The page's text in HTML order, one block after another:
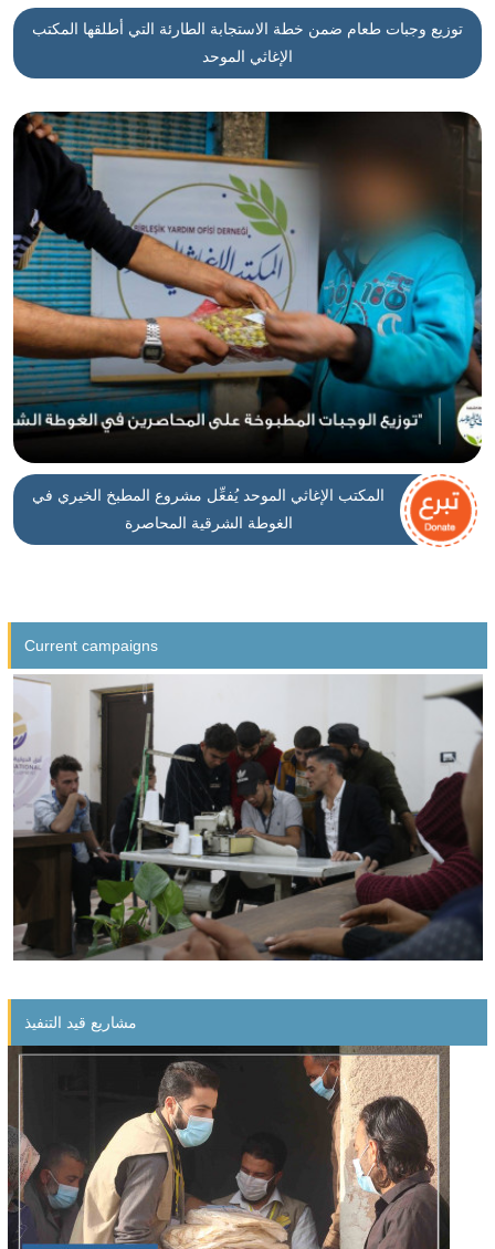
توزيع وجبات طعام ضمن خطة الاستجابة الطارئة التي أطلقها المكتب
الإغاثي الموحد
المكتب الإغاثي الموحد يُفعِّل مشروع المطبخ الخيري في
الغوطة الشرقية المحاصرة
Current campaigns
مشاريع قيد التنفيذ